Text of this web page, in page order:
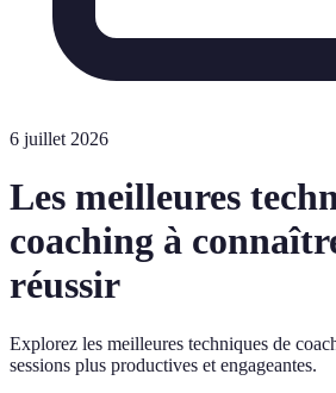
6 juillet 2026
Les meilleures
coaching à
réussir
Explorez les meilleures techniques de
sessions plus productives et engageantes.